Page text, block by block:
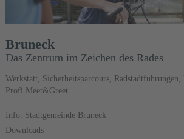
Bruneck
Das Zentrum im Zeichen des Rades
Werkstatt, Sicherheitsparcours, Radstadtführungen,
Profi Meet&Greet
Info: Stadtgemeinde Bruneck
Downloads